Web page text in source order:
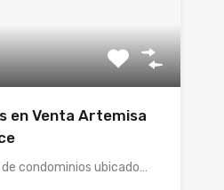
en Venta Artemisa
condominios ubicado…